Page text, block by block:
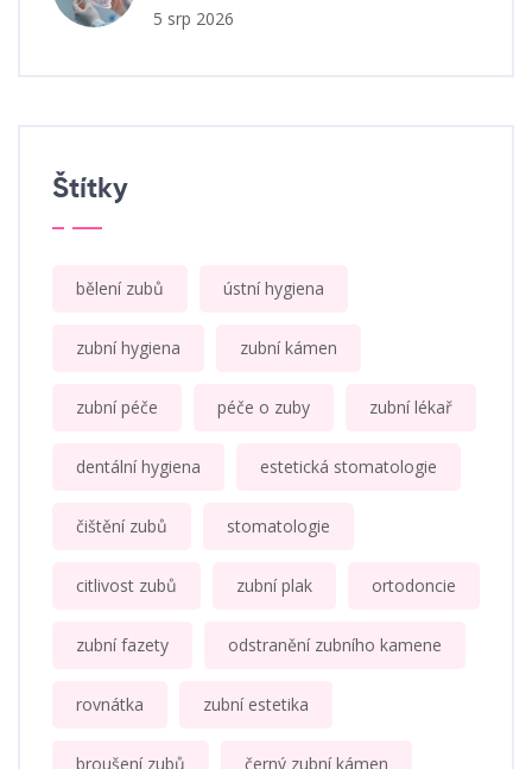
5 srp 2026
Štítky
bělení zubů ústní hygiena
zubní hygiena zubní kámen
zubní péče péče o zuby zubní lékař
dentální hygiena estetická stomatologie
čištění zubů stomatologie
citlivost zubů zubní plak ortodoncie
zubní fazety odstranění zubního kamene
rovnátka zubní estetika
broušení zubů černý zubní kámen